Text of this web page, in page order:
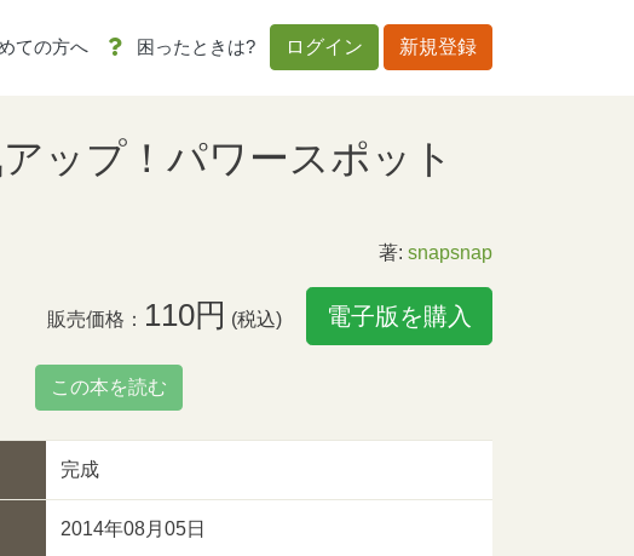
ての方へ 困ったときは? ログイン 新規登録
アップ！パワースポット
著: snapsnap
販売価格： 110円 (税込) 電子版を購入
この本を読む
完成
2014年08月05日